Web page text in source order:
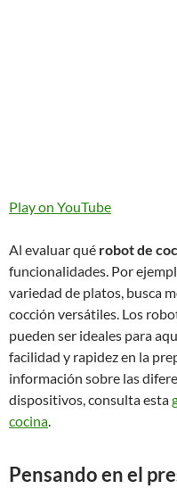
Play on YouTube
Al evaluar qué robot de
funcionalidades. Por
variedad de platos, busca
cocción versátiles. Los
pueden ser ideales para
facilidad y rapidez en la
información sobre las
dispositivos, consulta esta
cocina.
Pensando en el